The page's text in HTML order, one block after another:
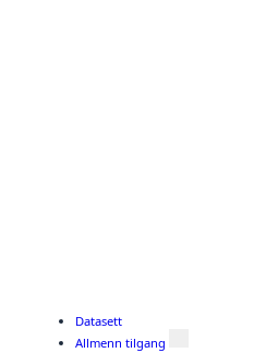
Datasett
Allmenn tilgang